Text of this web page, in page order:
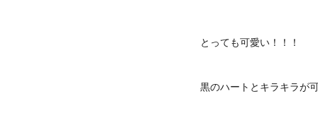
とっても可愛い！！！
黒のハートとキラキラが